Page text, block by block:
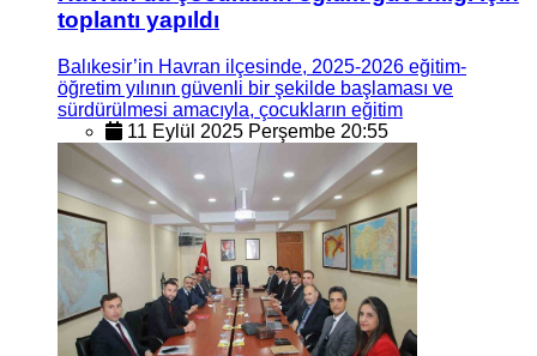
toplantı yapıldı
Balıkesir’in Havran ilçesinde, 2025-2026 eğitim-
öğretim yılının güvenli bir şekilde başlaması ve
sürdürülmesi amacıyla, çocukların eğitim
11 Eylül 2025 Perşembe 20:55